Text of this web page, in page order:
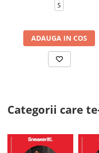
S
ADAUGA IN COS
Categorii care